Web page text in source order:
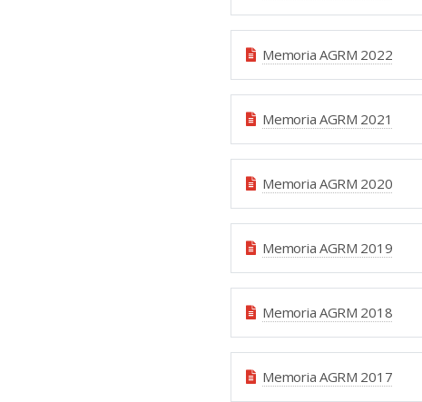
Memoria AGRM 2022
Memoria AGRM 2021
Memoria AGRM 2020
Memoria AGRM 2019
Memoria AGRM 2018
Memoria AGRM 2017